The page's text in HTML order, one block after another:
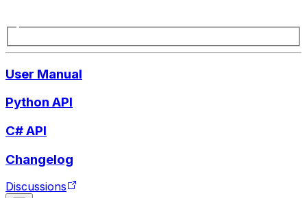
User Manual
Python API
C# API
Changelog
Discussions